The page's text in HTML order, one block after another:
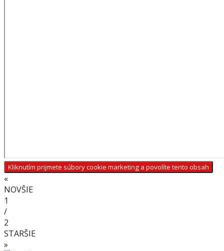
Kliknutím prijmete súbory cookie marketing a povolíte tento obsah
«
NOVŠIE
1
/
2
STARŠIE
»